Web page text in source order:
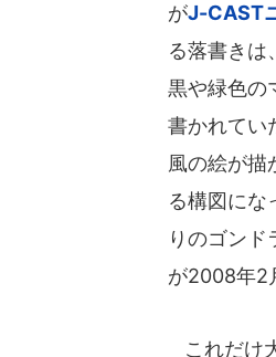
がJ-CAST
る落書きは
黒や緑色の
書かれてい
風の絵が描
る構図にな
りのゴンド
が2008年2
これだけ